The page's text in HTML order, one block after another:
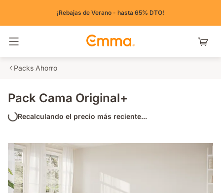
¡Rebajas de Verano - hasta 65% DTO!
Packs Ahorro
Pack Cama Original+
Recalculando el precio más reciente...